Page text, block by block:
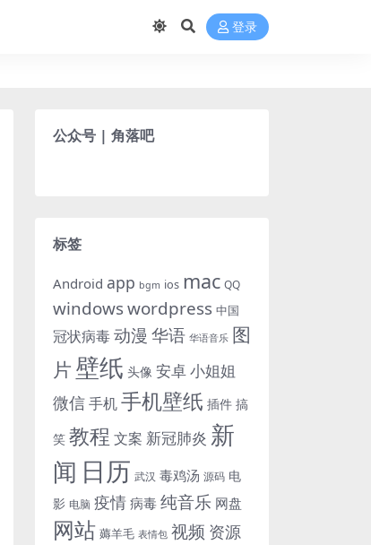
登录
公众号 | 角落吧
标签
Android app bgm ios mac QQ
windowswordpress 中国
冠状病毒动漫 华语 华语音乐 图
片 壁纸 头像 安卓小姐姐
微信手机手机壁纸 插件 搞
笑 教程 文案 新冠肺炎 新
闻 日历 武汉 毒鸡汤 源码 电
影 电脑 疫情 病毒 纯音乐 网盘
网站 薅羊毛 表情包 视频 资源